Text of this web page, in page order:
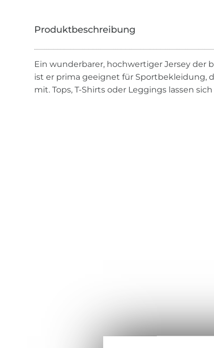
Ein wunderbarer, hochwertiger Jersey der
ist er prima geeignet für Sportbekleidung,
mit. Tops, T-Shirts oder Leggings lassen